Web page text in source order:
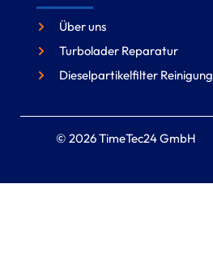
Über uns
Turbolader Reparatur
Dieselpartikelfilter Reinigung
© 2026 TimeTec24 GmbH